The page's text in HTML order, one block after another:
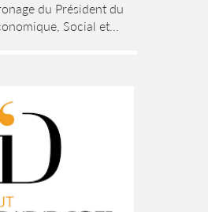
du Président du
Social et...